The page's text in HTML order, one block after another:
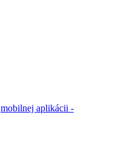
mobilnej aplikácii -